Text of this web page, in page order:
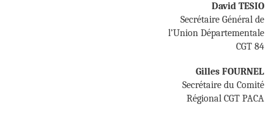
David TESIO
Secrétaire Général de
l’Union Départementale
CGT 84
Gilles FOURNEL
Secrétaire du Comité
Régional CGT PACA